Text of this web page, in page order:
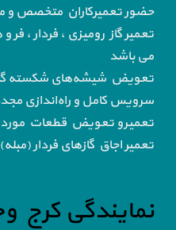
حضور تعمیرکاران متخصص و
تعمیر گاز رومیزی ، فردار ،
می باشد
تعویض شیشه‌های شکسته
سرویس کامل و راه‌اندازی
تعمیرو تعویض قطعات مورد
تعمیر اجاق گاز‌های فردار
نمایندگی کرج